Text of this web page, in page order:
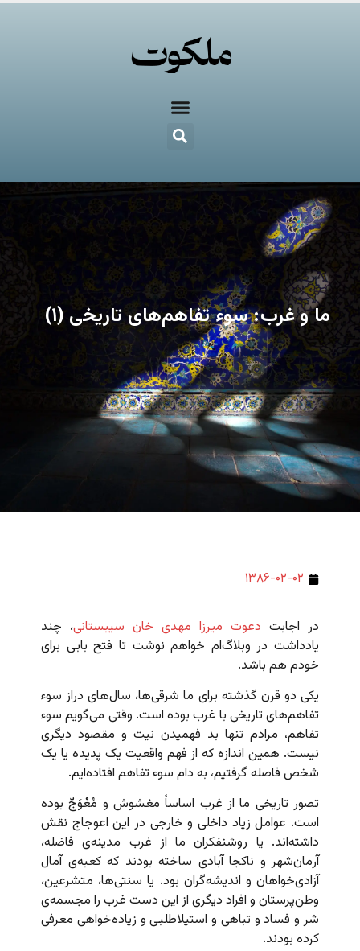
ما و غرب: سوء تفاهم‌های تاریخی (۱)
۱۳۸۶-۰۲-۰۲
در اجابت دعوت میرزا مهدی خان سیبستانی، چند
یادداشت در وبلاگ‌ام خواهم نوشت تا فتح بابی برای
خودم هم باشد.
یکی دو قرن گذشته برای ما شرقی‌ها، سال‌های دراز سوء
تفاهم‌های تاریخی با غرب بوده است. وقتی می‌گویم سوء
تفاهم، مرادم تنها بد فهمیدن نیت و مقصود دیگری
نیست. همین اندازه که از فهم واقعیت یک پدیده یا یک
شخص فاصله گرفتیم، به دام سوء تفاهم افتاده‌ایم.
تصور تاریخی ما از غرب اساساً مغشوش و مُعْوَجّ بوده
است. عوامل زیاد داخلی و خارجی در این اعوجاج نقش
داشته‌اند. یا روشنفکران ما از غرب مدینه‌ی فاضله،
آرمان‌شهر و ناکجا آبادی ساخته بودند که کعبه‌ی آمال
آزادی‌خواهان و اندیشه‌گران بود. یا سنتی‌ها،‌ متشرعین،
وطن‌پرستان و افراد دیگری از این دست غرب را مجسمه‌ی
شر و فساد و تباهی و استیلاطلبی و زیاده‌خواهی معرفی
کرده بودند.